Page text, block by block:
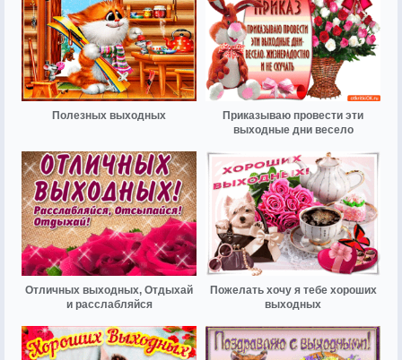
Полезных выходных
Приказываю провести эти
выходные дни весело
Отличных выходных, Отдыхай
и расслабляйся
Пожелать хочу я тебе хороших
выходных